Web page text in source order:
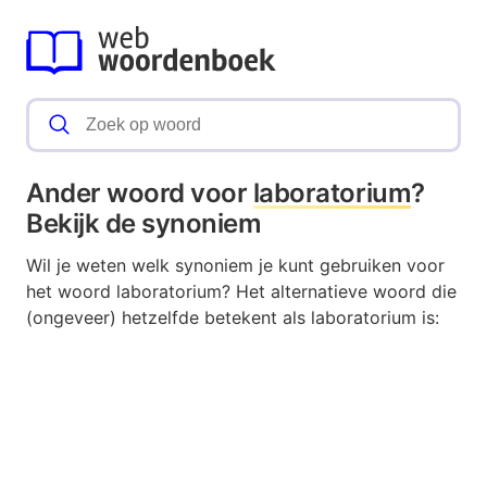
Ander woord voor laboratorium?
Bekijk de synoniem
Wil je weten welk synoniem je kunt gebruiken voor
het woord laboratorium? Het alternatieve woord die
(ongeveer) hetzelfde betekent als laboratorium is: